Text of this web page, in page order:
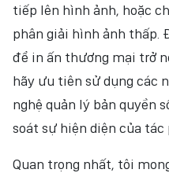
tiếp lên hình ảnh, hoặc
phân giải hình ảnh thấp.
để in ấn thương mại trở
hãy ưu tiên sử dụng các
nghệ quản lý bản quyền
soát sự hiện diện của tác
Quan trọng nhất, tôi